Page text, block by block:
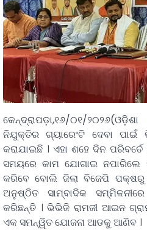
କେନ୍ଦ୍ରାପଡ଼ା,୧୬/୦୧/
ନିଯୁକ୍ତିର ଗ୍ୟାରେଂଟି ଦେବା
କରାଯାଇଛି । ଏହା ଶହେ ଦିନ
ସମୟରେ କାମ ଯୋଗାଇ ନପାରିଲେ
କରିବେ ବୋଲି ଜିଲା ବିଜେପି
ଅନୁଷ୍ଠିତ ସାମ୍ବାଦିକ
କରିଛନ୍ତି । ଭିଭିଜି ରାମଜୀ ଆଇନ
ଏକ ସମନ୍ୱିତ ଯୋଜନା ଆଡକୁ ଆଣିବ ।